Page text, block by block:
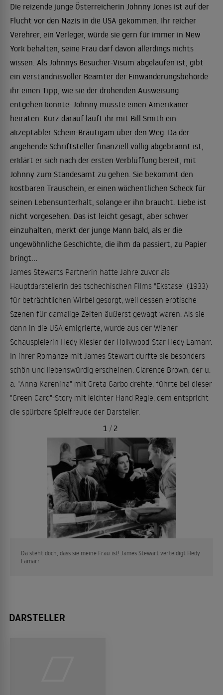
Die reizende junge Österreicherin Johnny Jones ist auf der
Flucht vor den Nazis in die USA gekommen. Ihr reicher
Verehrer, ein Verleger, würde sie gern für immer in New
York behalten, seine Frau darf davon allerdings nichts
wissen. Als Johnnys Besucher-Visum abgelaufen ist, gibt
ein verständnisvoller Beamter der Einwanderungsbehörde
ihr einen Tipp, wie sie der drohenden Ausweisung
entgehen könnte: Johnny müsste einen Amerikaner
heiraten. Kurz darauf läuft ihr mit Bill Smith ein
akzeptabler Schein-Bräutigam über den Weg. Da der
angehende Schriftsteller finanziell völlig abgebrannt ist,
erklärt er sich nach der ersten Verblüffung bereit, mit
Johnny zum Standesamt zu gehen. Sie bekommt den
kostbaren Trauschein, er einen wöchentlichen Scheck für
seinen Lebensunterhalt, solange er ihn braucht. Liebe ist
nicht vorgesehen. Das ist leicht gesagt, aber schwer
einzuhalten, merkt der junge Mann bald, als er die
ungewöhnliche Geschichte, die ihm da passiert, zu Papier
bringt...
James Stewarts Partnerin hatte Jahre zuvor als
Hauptdarstellerin des tschechischen Films "Ekstase" (1933)
für beträchtlichen Wirbel gesorgt, weil dessen erotische
Szenen für damalige Zeiten äußerst gewagt waren. Als sie
dann in die USA emigrierte, wurde aus der Wiener
Schauspielerin Hedy Kiesler der Hollywood-Star Hedy Lamarr.
In ihrer Romanze mit James Stewart durfte sie besonders
schön und liebenswürdig erscheinen. Clarence Brown, der u.
a. "Anna Karenina" mit Greta Garbo drehte, führte bei dieser
"Green Card"-Story mit leichter Hand Regie; dem entspricht
die spürbare Spielfreude der Darsteller.
Da steht doch, dass sie meine Frau ist! James Stewart verteidigt Hedy
Lamarr
1 / 2
DARSTELLER